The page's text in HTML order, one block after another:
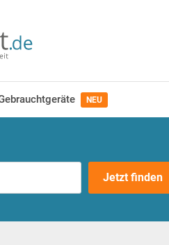
NEU
Jetzt finden